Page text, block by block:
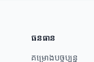
ធនធាន​
គម្រោងបច្ចុប្បន្ន